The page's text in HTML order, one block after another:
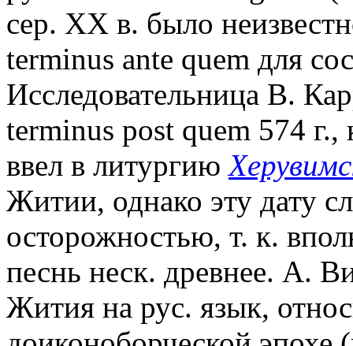
сер. XX в. было
terminus ante quem для
Исследовательница В.
terminus post quem 574
ввел в литургию
Житии, однако эту дату
осторожностью, т. к.
песнь неск. древнее. А.
Жития на рус. язык,